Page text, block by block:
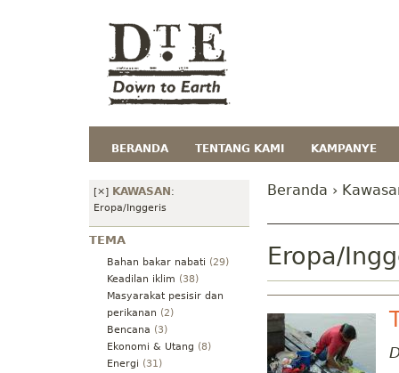
BERANDA TENTANG KAMI KAMPANYE
[×] KAWASAN :
Eropa/Inggeris
TEMA
Bahan bakar nabati (29)
Keadilan iklim (38)
Masyarakat pesisir dan
perikanan (2)
Bencana (3)
Ekonomi & Utang (8)
Energi (31)
Beranda ›
Eropa/